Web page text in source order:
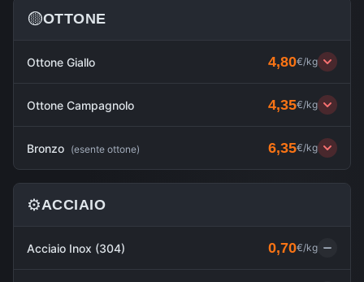
🟡OTTONE
Ottone Giallo 4,80€/kg
Ottone Campagnolo 4,35€/kg
Bronzo (esente ottone) 6,35€/kg
⚙️ACCIAIO
Acciaio Inox (304) 0,70€/kg